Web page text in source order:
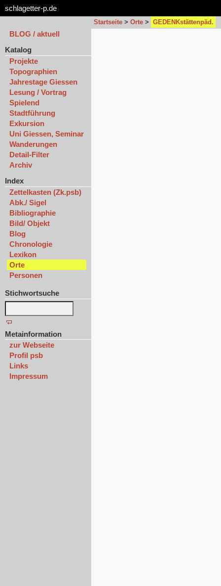
schlagetter-p.de
Startseite > Orte > GEDENKstättenpäd.
BLOG / aktuell
Katalog
Projekte
Topographien
Jahrestage Giessen
Lesung / Vortrag
Spielend
Stadtführung
Exkursion
Uni Giessen, Seminar
Wanderungen
Detail-Filter
Archiv
Index
Zettelkasten (Zk.psb)
Abk./ Sigel
Bibliographie
Bild/ Objekt
Blog
Chronologie
Lexikon
Orte
Personen
Stichwortsuche
Metainformation
zur Webseite
Profil psb
Links
Impressum